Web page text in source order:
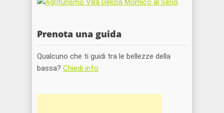
Prenota una guida
Qualcuno che ti guidi tra le bellezze della
bassa? Chiedi info